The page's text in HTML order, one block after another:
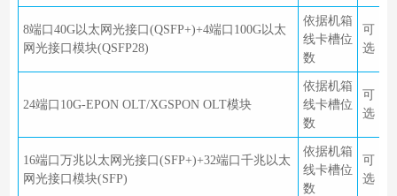
8端口40G以太网光接口(QSFP+)+4端口100G以太
网光接口模块(QSFP28)
依据机箱
线卡槽位
数
可
选
24端口10G-EPON OLT/XGSPON OLT模块
依据机箱
线卡槽位
数
可
选
16端口万兆以太网光接口(SFP+)+32端口千兆以太
网光接口模块(SFP)
依据机箱
线卡槽位
数
可
选